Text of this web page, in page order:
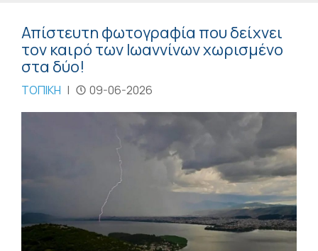
Απίστευτη φωτογραφία που δείχνει
τον καιρό των Ιωαννίνων χωρισμένο
στα δύο!
ΤΟΠΙΚΗ | 09-06-2026